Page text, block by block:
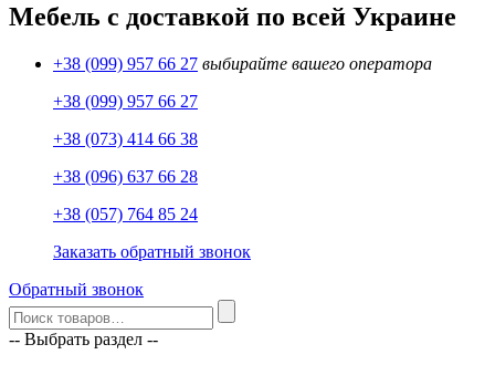
Мебель с доставкой по всей Украине
+38 (099) 957 66 27 выбирайте вашего оператора
+38 (099) 957 66 27
+38 (073) 414 66 38
+38 (096) 637 66 28
+38 (057) 764 85 24
Заказать обратный звонок
Обратный звонок
-- Выбрать раздел --